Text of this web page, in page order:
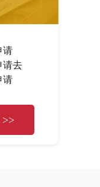
请
请去
请